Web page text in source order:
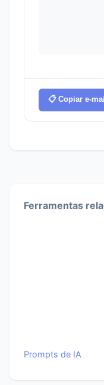
📋 Copiar e-mail
Ferramentas
Prompts de IA